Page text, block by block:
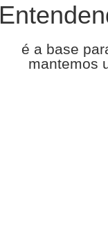
é a base
mantemos